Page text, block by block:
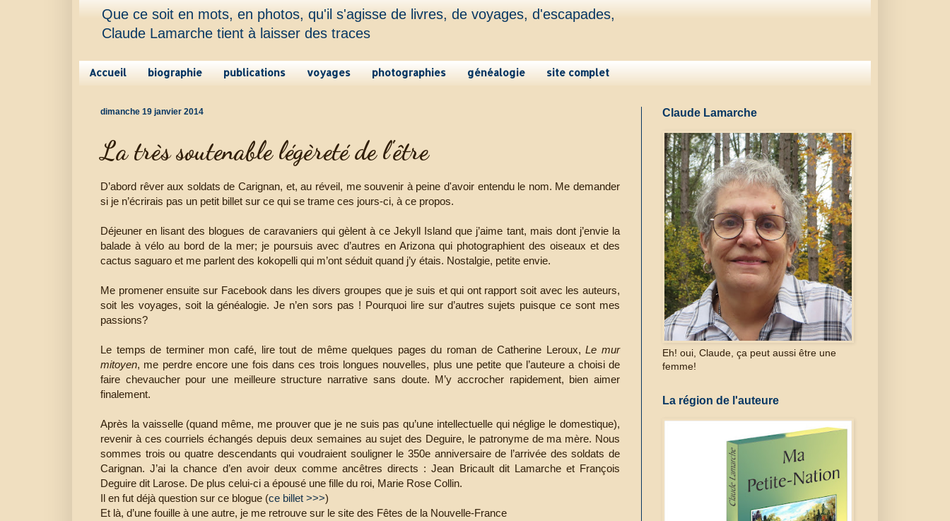
Que ce soit en mots, en photos, qu'il s'agisse de livres, de voyages, d'escapades,
Claude Lamarche tient à laisser des traces
Accueil biographie publications voyages photographies généalogie site complet
dimanche 19 janvier 2014
La très soutenable légèreté de l'être
D’abord rêver aux soldats de Carignan, et, au réveil, me souvenir à peine d'avoir entendu le nom. Me demander
si je n’écrirais pas un petit billet sur ce qui se trame ces jours-ci, à ce propos.
Déjeuner en lisant des blogues de caravaniers qui gèlent à ce Jekyll Island que j’aime tant, mais dont j’envie la
balade à vélo au bord de la mer; je poursuis avec d’autres en Arizona qui photographient des oiseaux et des
cactus saguaro et me parlent des kokopelli qui m’ont séduit quand j’y étais. Nostalgie, petite envie.
Me promener ensuite sur Facebook dans les divers groupes que je suis et qui ont rapport soit avec les auteurs,
soit les voyages, soit la généalogie. Je n’en sors pas ! Pourquoi lire sur d’autres sujets puisque ce sont mes
passions?
Le temps de terminer mon café, lire tout de même quelques pages du roman de Catherine Leroux,Le mur
mitoyen, me perdre encore une fois dans ces trois longues nouvelles, plus une petite que l’auteure a choisi de
faire chevaucher pour une meilleure structure narrative sans doute. M’y accrocher rapidement, bien aimer
finalement.
Après la vaisselle (quand même, me prouver que je ne suis pas qu’une intellectuelle qui néglige le domestique),
revenir à ces courriels échangés depuis deux semaines au sujet des Deguire, le patronyme de ma mère. Nous
sommes trois ou quatre descendants qui voudraient souligner le 350e anniversaire de l’arrivée des soldats de
Carignan. J’ai la chance d’en avoir deux comme ancêtres directs : Jean Bricault dit Lamarche et François
Deguire dit Larose. De plus celui-ci a épousé une fille du roi, Marie Rose Collin.
Il en fut déjà question sur ce blogue (ce billet >>>)
Et là, d’une fouille à une autre, je me retrouve sur le site des Fêtes de la Nouvelle-France
Claude Lamarche
Eh! oui, Claude, ça peut aussi être une
femme!
La région de l'auteure